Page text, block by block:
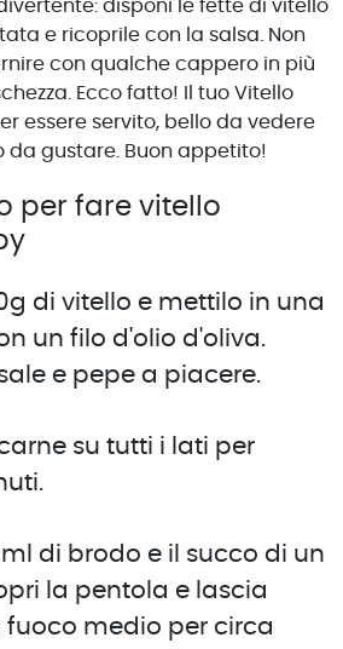
disponi le fette di vitello
e ricoprile con la salsa. Non
con qualche cappero in più
Ecco fatto! Il tuo Vitello
essere servito, bello da vedere
da gustare. Buon appetito!
per fare vitello
di vitello e mettilo in una
un filo d'olio d'oliva.
e pepe a piacere.
su tutti i lati per
di brodo e il succo di un
la pentola e lascia
fuoco medio per circa